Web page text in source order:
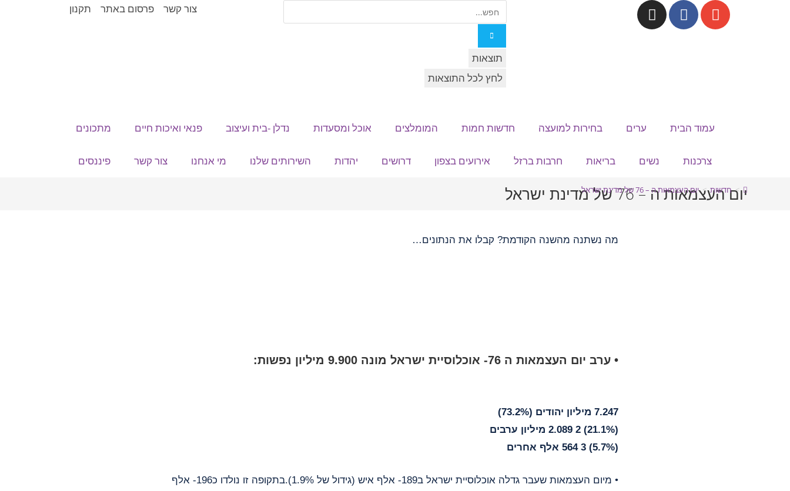
תוצאות
לחץ לכל התוצאות
צור קשר פרסום באתר תקנון
עמוד הבית ערים בחירות למועצה חדשות חמות המומלצים אוכל ומסעדות נדלן -בית ועיצוב פנאי ואיכות חיים מתכונים
צרכנות נשים בריאות חרבות ברזל אירועים בצפון דרושים יהדות השירותים שלנו מי אנחנו צור קשר פיננסים
יום העצמאות ה – 76 של מדינת ישראל
> חדשות > יום העצמאות ה – 76 של מדינת ישראל
מה נשתנה מהשנה הקודמת? קבלו את הנתונים…
• ערב יום העצמאות ה 76- אוכלוסיית ישראל מונה 9.900 מיליון נפשות:
7.247 מיליון יהודים (73.2%)
(21.1%) 2 2.089 מיליון ערבים
(5.7%) 3 564 אלף אחרים
• מיום העצמאות שעבר גדלה אוכלוסיית ישראל ב189- אלף איש (גידול של 1.9%).בתקופה זו נולדו כ196- אלף